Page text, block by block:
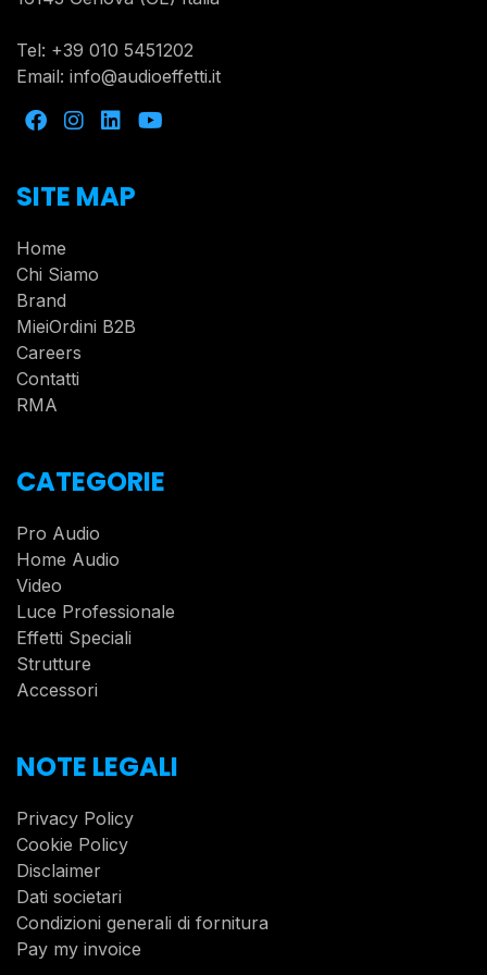
Tel: +39 010 5451202
Email: info@audioeffetti.it
SITE MAP
Home
Chi Siamo
Brand
MieiOrdini B2B
Careers
Contatti
RMA
CATEGORIE
Pro Audio
Home Audio
Video
Luce Professionale
Effetti Speciali
Strutture
Accessori
NOTE LEGALI
Privacy Policy
Cookie Policy
Disclaimer
Dati societari
Condizioni generali di fornitura
Pay my invoice